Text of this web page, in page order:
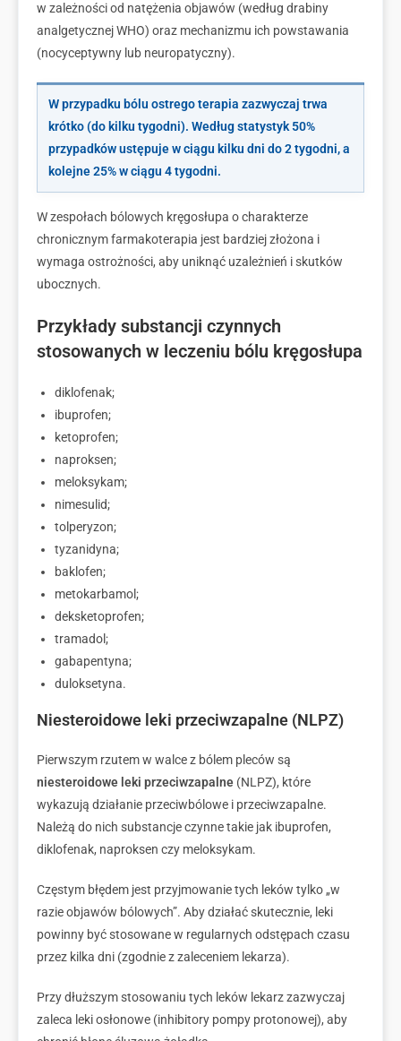
w zależności od natężenia objawów (według drabiny
analgetycznej WHO) oraz mechanizmu ich powstawania
(nocyceptywny lub neuropatyczny).
W przypadku bólu ostrego terapia zazwyczaj trwa
krótko (do kilku tygodni). Według statystyk 50%
przypadków ustępuje w ciągu kilku dni do 2 tygodni, a
kolejne25%w ciągu 4 tygodni.
W zespołach bólowych kręgosłupa o charakterze
chronicznym farmakoterapia jest bardziej złożona i
wymaga ostrożności, aby uniknąć uzależnień i skutków
ubocznych.
Przykłady substancji czynnych
stosowanych w leczeniu bólu kręgosłupa
diklofenak;
ibuprofen;
ketoprofen;
naproksen;
meloksykam;
nimesulid;
tolperyzon;
tyzanidyna;
baklofen;
metokarbamol;
deksketoprofen;
tramadol;
gabapentyna;
duloksetyna.
Niesteroidowe leki przeciwzapalne (NLPZ)
Pierwszym rzutem w walce z bólem pleców są
niesteroidowe leki przeciwzapalne (NLPZ), które
wykazują działanie przeciwbólowe i przeciwzapalne.
Należą do nich substancje czynne takie jak ibuprofen,
diklofenak, naproksen czy meloksykam.
Częstym błędem jest przyjmowanie tych leków tylko „w
razie objawów bólowych”. Aby działać skutecznie, leki
powinny być stosowane w regularnych odstępach czasu
przez kilka dni (zgodnie z zaleceniem lekarza).
Przy dłuższym stosowaniu tych leków lekarz zazwyczaj
zaleca leki osłonowe (inhibitory pompy protonowej), aby